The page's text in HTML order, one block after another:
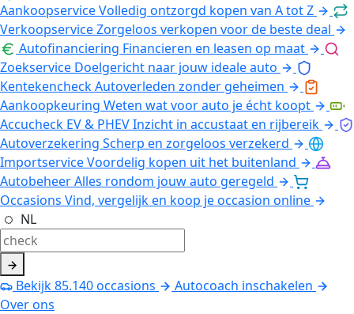
AankoopserviceVolledig ontzorgd kopen van A tot Z
VerkoopserviceZorgeloos verkopen voor de beste deal
Autofinanciering Financieren en leasen op maat
Zoekservice Doelgericht naar jouw ideale auto
KentekencheckAutoverleden zonder geheimen
Aankoopkeuring Weten wat voor auto je écht koopt
Accucheck EV & PHEVInzicht in accustaat en rijbereik
Autoverzekering Scherp en zorgeloos verzekerd
ImportserviceVoordelig kopen uit het buitenland
AutobeheerAlles rondom jouw auto geregeld
Occasions Vind, vergelijk en koop je occasion online
NL
Bekijk85.140occasions
Autocoach inschakelen
Over ons